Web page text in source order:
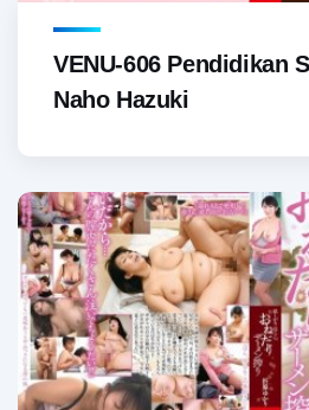
VENU-606 Pendidikan
Naho Hazuki